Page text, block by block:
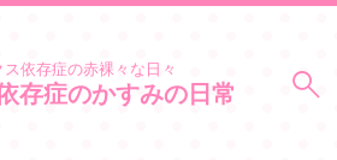
ス依存症の赤裸々な日々
存症のかすみの日常